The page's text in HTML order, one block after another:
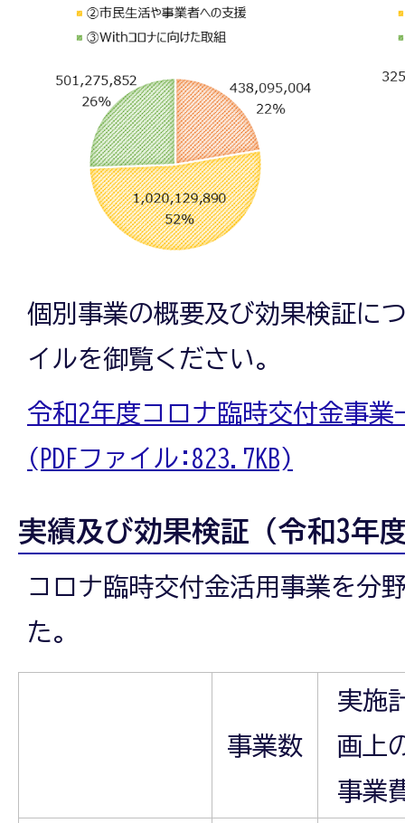
個別事業の概要及び効果検証に
イルを御覧ください。
令和2年度コロナ臨時交付金事
(PDFファイル:823.7KB)
実績及び効果検証（令和3年
コロナ臨時交付金活用事業を分
た。
事業数
実施
画上
事業